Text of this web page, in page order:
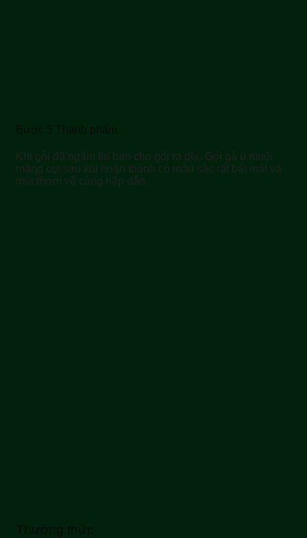
Bước 5 Thành phẩm
Khi gỏi đã ngấm thì bạn cho gỏi ra đĩa. Gỏi gà ủ muối
măng cụt sau khi hoàn thành có màu sắc rất bắt mắt và
mùi thơm vô cùng hấp dẫn.
Thưởng thức